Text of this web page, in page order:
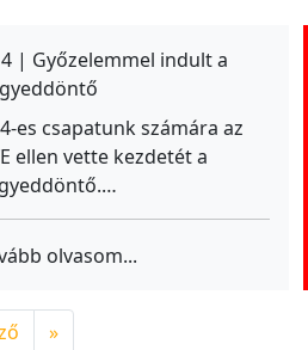
| Győzelemmel indult a
es csapatunk számára az
ellen vette kezdetét a
olvasom...
»